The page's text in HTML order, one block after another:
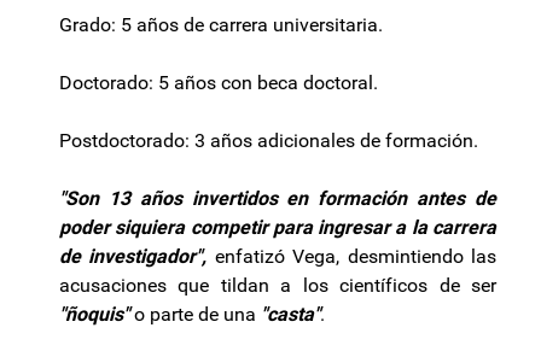
Grado: 5 años de carrera universitaria.
Doctorado: 5 años con beca doctoral.
Postdoctorado: 3 años adicionales de formación.
"Son 13 años invertidos en formación antes de
poder siquiera competir para ingresar a la carrera
de investigador", enfatizó Vega, desmintiendo las
acusaciones que tildan a los científicos de ser
"ñoquis"o parte de una "casta".